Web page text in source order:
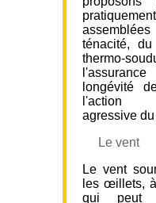
ténacité,
thermo-
longévité
l'action
agressive
Le vent
Le vent
les œillets,
qui peut